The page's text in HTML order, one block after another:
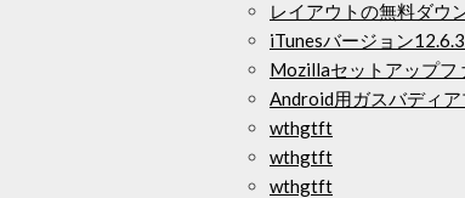
レイアウトの無料ダウ
iTunesバージョン
Mozillaセットアップフ
Android用ガスバディ
wthgtft
wthgtft
wthgtft